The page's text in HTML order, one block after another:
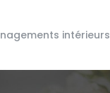
intérieurs